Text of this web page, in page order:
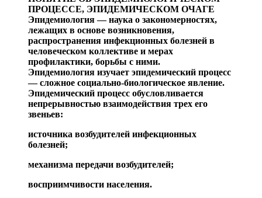
ПРОЦЕССЕ, ЭПИДЕМИЧЕСКОМ ОЧАГЕ
Эпидемиология —наука о закономерностях,
лежащих в основе возникновения,
распространения инфекционных болезней в
человеческом коллективе и мерах
профилактики, борьбы с ними.
Эпидемиология изучает эпидемический процесс
—сложное социально-биологическое явление.
Эпидемический процесс обусловливается
непрерывностью взаимодействия трех его
звеньев:
источника возбудителей инфекционных
болезней;
механизма передачи возбудителей;
восприимчивости населения.